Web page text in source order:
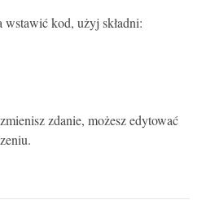
wstawić kod, użyj składni:
zdanie, możesz edytować